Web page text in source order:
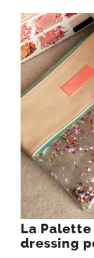
La
dressing